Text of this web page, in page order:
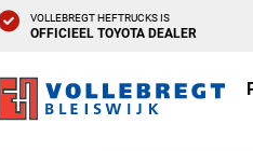
VOLLEBREGT HEFTRUCKS IS
OFFICIEEL TOYOTA DEALER